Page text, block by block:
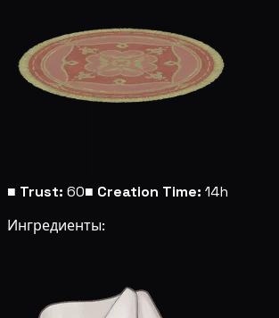
■ Trust: 60■ Creation Time: 14h
Ингредиенты: